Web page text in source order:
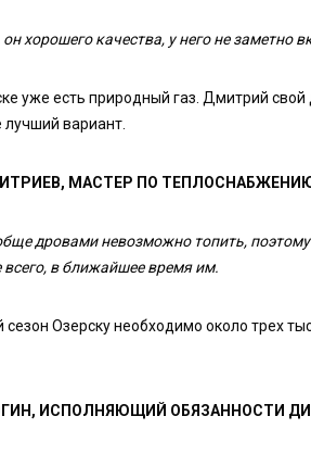
хорошего качества, у него не заметно
уже есть природный газ. Дмитрий
лучший вариант.
МАСТЕР ПО
дровами невозможно топить,
всего, в ближайшее время им.
сезон Озерску необходимо около трех
ИСПОЛНЯЮЩИЙ ОБЯЗАННОСТИ